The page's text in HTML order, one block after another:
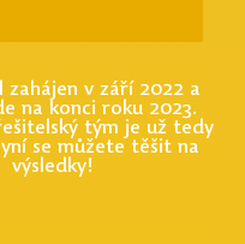
zahájen v září 2022 a
na konci roku 2023.
tým je už tedy
se můžete těšit na
výsledky!